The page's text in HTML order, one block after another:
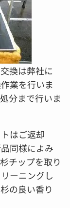
換は弊社に
業を行いま
分まで行いま
はご返却
同様によみ
チップを取り
ーニングし
の良い香り